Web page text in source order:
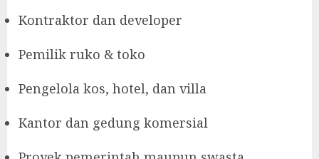
Kontraktor dan developer
Pemilik ruko & toko
Pengelola kos, hotel, dan villa
Kantor dan gedung komersial